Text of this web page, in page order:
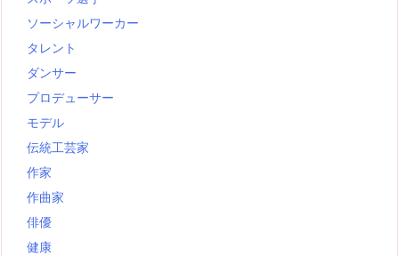
ソーシャルワーカー
タレント
ダンサー
プロデューサー
モデル
伝統工芸家
作家
作曲家
俳優
健康